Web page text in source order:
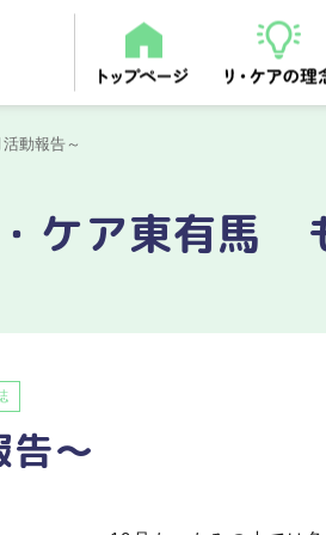
活動報告～
ケア東有馬
～